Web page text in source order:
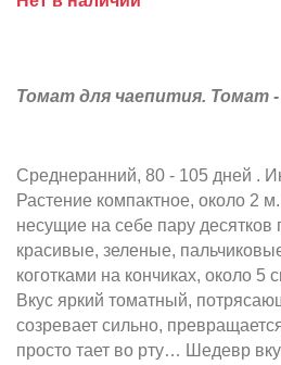
Томат для чаепития. Томат
Среднеранний, 80 - 105 дней .
Растение компактное, около 2
несущие на себе пару
красивые, зеленые,
коготками на кончиках, около 5
Вкус яркий томатный,
созревает сильно,
просто тает во рту… Шедевр